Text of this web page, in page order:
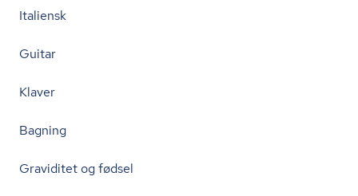
Italiensk
Guitar
Klaver
Bagning
Graviditet og fødsel